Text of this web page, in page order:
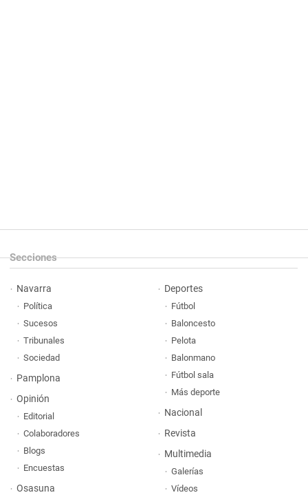
Secciones
Navarra
Política
Sucesos
Tribunales
Sociedad
Pamplona
Opinión
Editorial
Colaboradores
Blogs
Encuestas
Osasuna
Deportes
Fútbol
Baloncesto
Pelota
Balonmano
Fútbol sala
Más deporte
Nacional
Revista
Multimedia
Galerías
Vídeos